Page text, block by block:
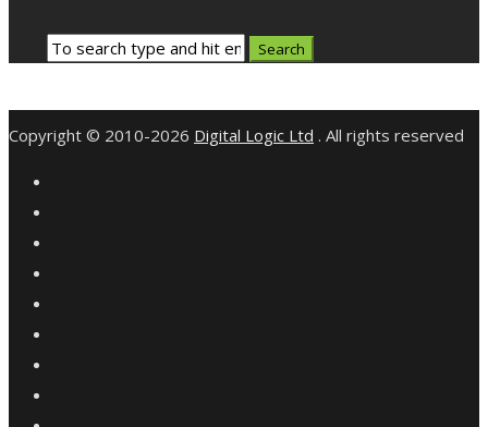
Copyright © 2010-2026 Digital Logic Ltd . All rights reserved